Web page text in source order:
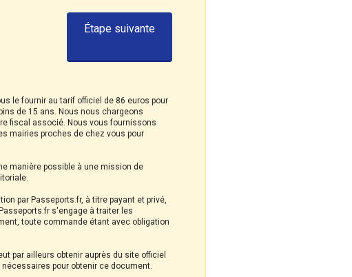
le fournir au tarif officiel de 86 euros pour
de 15 ans. Nous nous chargeons
fiscal associé. Nous vous fournissons
mairies proches de chez vous pour
manière possible à une mission de
par Passeports.fr, à titre payant et privé,
s'engage à traiter les
toute commande étant avec obligation
par ailleurs obtenir auprès du site officiel
pour obtenir ce document.